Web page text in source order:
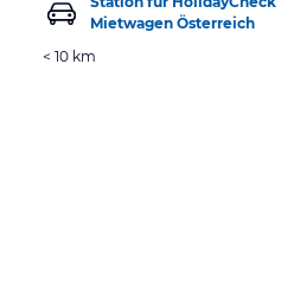
Mietwagen Österreich
< 10 km